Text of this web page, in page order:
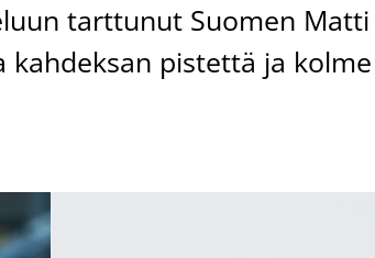
tarttunut Suomen Matti
pistettä ja kolme